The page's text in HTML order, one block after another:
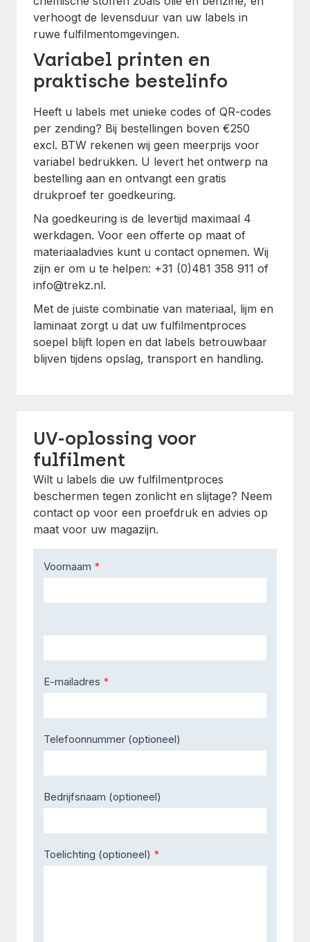
verhoogt de levensduur van uw labels in
ruwe fulfilmentomgevingen.
Variabel printen en
praktische bestelinfo
Heeft u labels met unieke codes of QR-codes
per zending? Bij bestellingen boven €250
excl. BTW rekenen wij geen meerprijs voor
variabel bedrukken. U levert het ontwerp na
bestelling aan en ontvangt een gratis
drukproef ter goedkeuring.
Na goedkeuring is de levertijd maximaal 4
werkdagen. Voor een offerte op maat of
materiaaladvies kunt u contact opnemen. Wij
zijn er om u te helpen: +31 (0)481 358 911 of
info@trekz.nl.
Met de juiste combinatie van materiaal, lijm en
laminaat zorgt u dat uw fulfilmentproces
soepel blijft lopen en dat labels betrouwbaar
blijven tijdens opslag, transport en handling.
UV-oplossing voor
fulfilment
Wilt u labels die uw fulfilmentproces
beschermen tegen zonlicht en slijtage? Neem
contact op voor een proefdruk en advies op
maat voor uw magazijn.
Contact
Us
Voornaam *
E-mailadres *
Telefoonnummer (optioneel)
Bedrijfsnaam (optioneel)
Toelichting (optioneel) *